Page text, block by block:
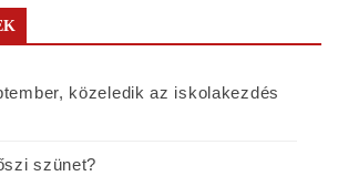
közeledik az iskolakezdés
szünet?